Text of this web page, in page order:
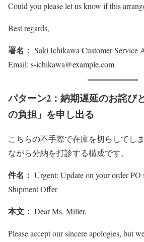
Could you please let us know if this
Best regards,
署名： Saki Ichikawa Customer Service
Email: s-ichikawa@example.com
パターン2：納期遅延のお詫び
の負担」を申し出る
こちらの不手際で在庫を切らしてし
ながら分納を打診する構成です。
件名： Urgent: Update on your order PO
Shipment Offer
本文： Dear Ms. Miller,
Please accept our sincere apologies, but